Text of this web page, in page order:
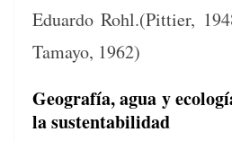
Eduar­do Rohl.(Pittier,
Tamayo, 1962)
Geografía, agua y
la sustentabilidad